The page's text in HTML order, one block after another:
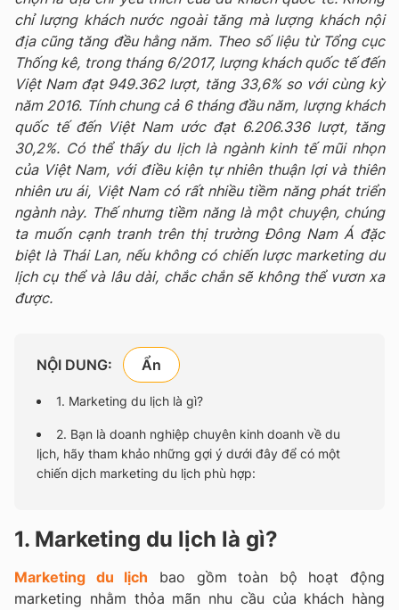
chỉ lượng khách nước ngoài tăng mà lượng khách nội
địa cũng tăng đều hằng năm. Theo số liệu từ Tổng cục
Thống kê, trong tháng 6/2017, lượng khách quốc tế đến
Việt Nam đạt 949.362 lượt, tăng 33,6% so với cùng kỳ
năm 2016. Tính chung cả 6 tháng đầu năm, lượng khách
quốc tế đến Việt Nam ước đạt 6.206.336 lượt, tăng
30,2%. Có thể thấy du lịch là ngành kinh tế mũi nhọn
của Việt Nam, với điều kiện tự nhiên thuận lợi và thiên
nhiên ưu ái, Việt Nam có rất nhiều tiềm năng phát triển
ngành này. Thế nhưng tiềm năng là một chuyện, chúng
ta muốn cạnh tranh trên thị trường Đông Nam Á đặc
biệt là Thái Lan, nếu không có chiến lược marketing du
lịch cụ thể và lâu dài, chắc chắn sẽ không thể vươn xa
được.
NỘI DUNG:
1. Marketing du lịch là gì?
2. Bạn là doanh nghiệp chuyên kinh doanh về du
lịch, hãy tham khảo những gợi ý dưới đây để có một
chiến dịch marketing du lịch phù hợp:
1. Marketing du lịch là gì?
Marketing du lịch bao gồm toàn bộ hoạt động
marketing nhằm thỏa mãn nhu cầu của khách hàng